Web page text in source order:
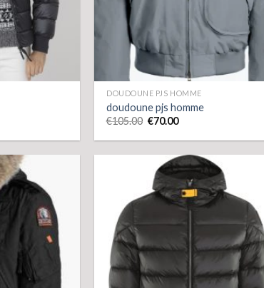
DOUDOUNE PJS HOMME
doudoune pjs homme
€105.00 €70.00